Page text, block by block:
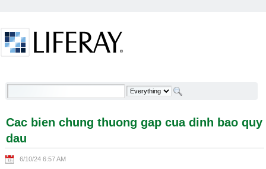
Cac bien chung thuong gap cua dinh bao quy dau -
Cac bien chung thuong gap cua dinh bao quy
dau
6/10/24 6:57 AM